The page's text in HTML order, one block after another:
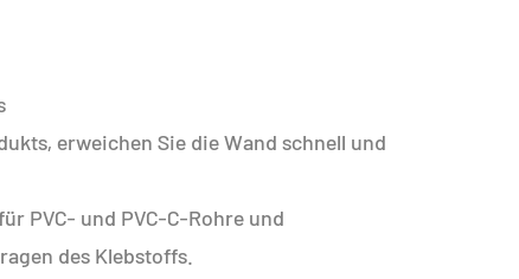
erweichen Sie die Wand schnell und
PVC- und PVC-C-Rohre und
des Klebstoffs.